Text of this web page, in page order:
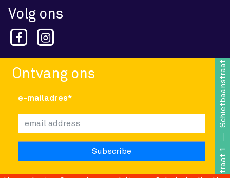
Volg ons
Ontvang ons
e-mailadres*
Schietbaanstraat 1